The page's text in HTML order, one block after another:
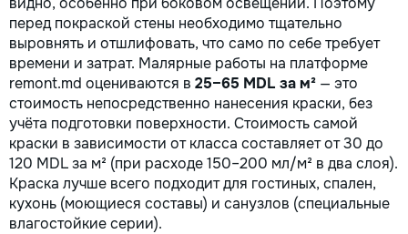
перед покраской стены необходимо тщательно
выровнять и отшлифовать, что само по себе требует
времени и затрат. Малярные работы на платформе
remont.md оцениваются в 25–65 MDL за м² — это
стоимость непосредственно нанесения краски, без
учёта подготовки поверхности. Стоимость самой
краски в зависимости от класса составляет от 30 до
120 MDL за м² (при расходе 150–200 мл/м² в два слоя).
Краска лучше всего подходит для гостиных, спален,
кухонь (моющиеся составы) и санузлов (специальные
влагостойкие серии).